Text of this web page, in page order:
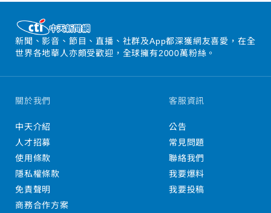
新聞、影音、節目、直播、社群及App都深獲網友喜愛，在全
世界各地華人亦頗受歡迎，全球擁有2000萬粉絲。
關於我們
中天介紹
人才招募
使用條款
隱私權條款
免責聲明
商務合作方案
客服資訊
公告
常見問題
聯絡我們
我要爆料
我要投稿